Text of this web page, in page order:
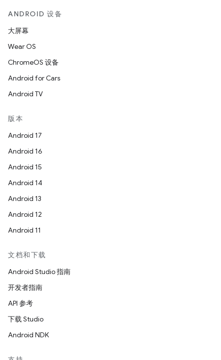
ANDROID 设备
大屏幕
Wear OS
ChromeOS 设备
Android for Cars
Android TV
版本
Android 17
Android 16
Android 15
Android 14
Android 13
Android 12
Android 11
文档和下载
Android Studio 指南
开发者指南
API 参考
下载 Studio
Android NDK